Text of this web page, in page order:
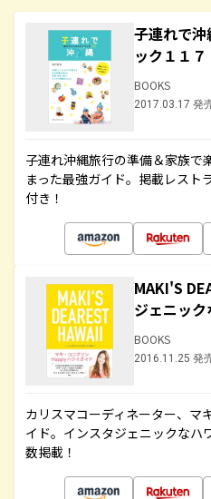
子連れで
ック１１７
BOOKS
2017.03.17 発
子連れ沖縄旅行の準備＆家族で
まった最強ガイド。掲載レスト
付き！
MAKI'S
ジェニッ
BOOKS
2016.11.25 発
カリスマコーディネーター、マ
イド。インスタジェニックなハ
数掲載！